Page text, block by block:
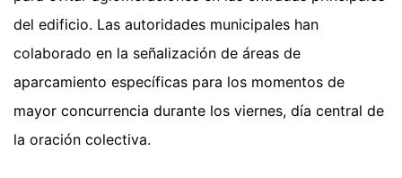
del edificio. Las autoridades municipales han
colaborado en la señalización de áreas de
aparcamiento específicas para los momentos de
mayor concurrencia durante los viernes, día central de
la oración colectiva.